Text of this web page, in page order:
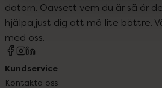
datorn. Oavsett vem du är så är
hjälpa just dig att må lite bättre.
med oss.
Kundservice
Kontakta oss